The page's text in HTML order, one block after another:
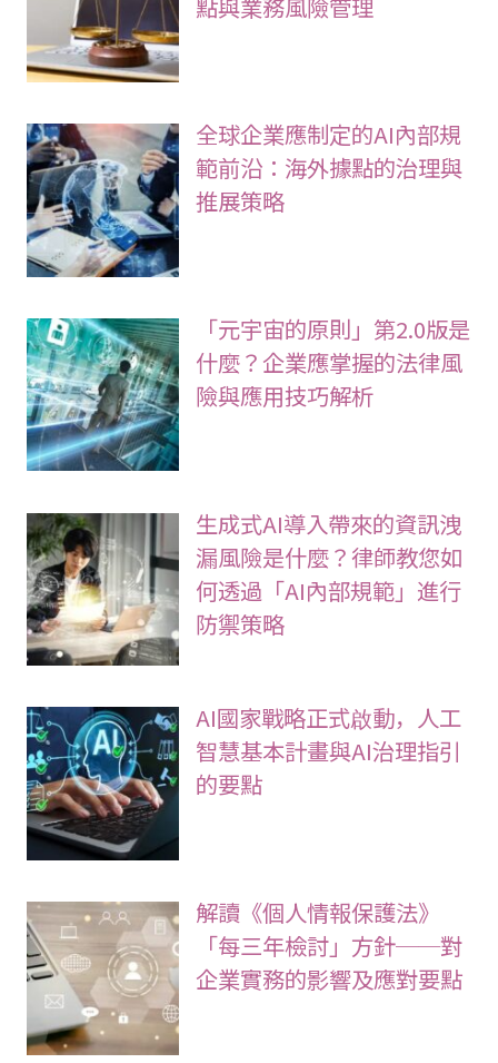
全球企業應制定的AI內部規
範前沿：海外據點的治理與
推展策略
「元宇宙的原則」第2.0版是
什麼？企業應掌握的法律風
險與應用技巧解析
生成式AI導入帶來的資訊洩
漏風險是什麼？律師教您如
何透過「AI內部規範」進行
防禦策略
AI國家戰略正式啟動，人工
智慧基本計畫與AI治理指引
的要點
解讀《個人情報保護法》
「每三年檢討」方針──對
企業實務的影響及應對要點